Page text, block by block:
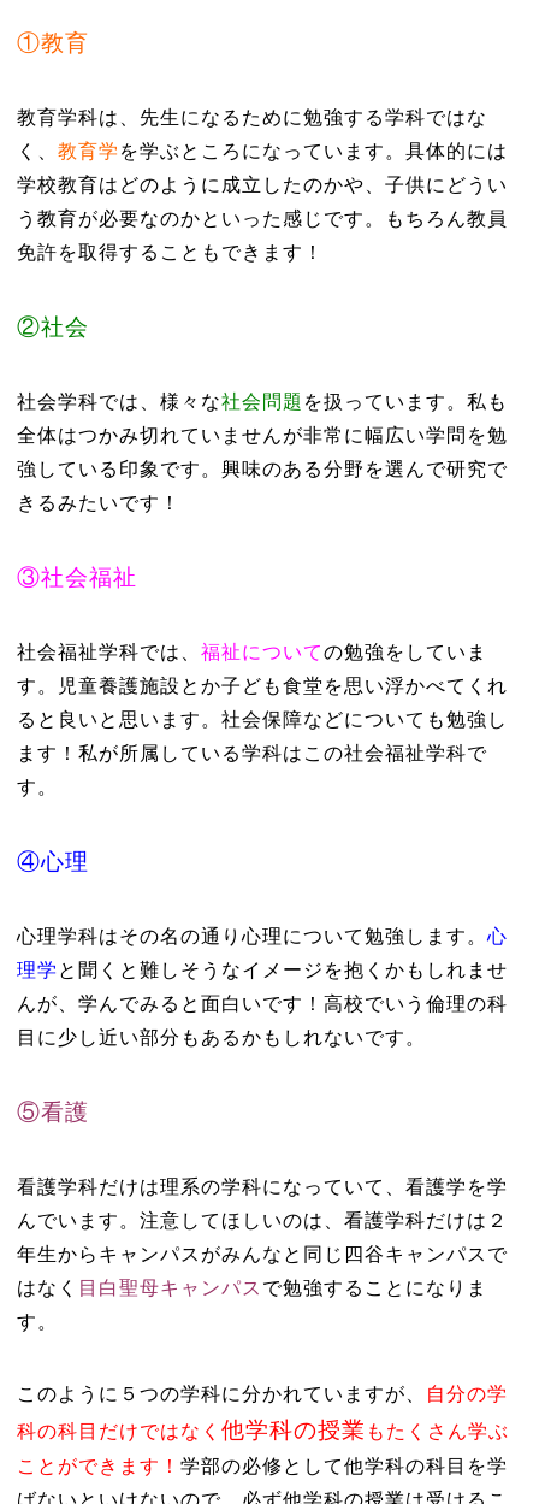
①教育
教育学科は、先生になるために勉強する学科ではな
く、 教育学 を学ぶところになっています。具体的には
学校教育はどのように成立したのかや、子供にどうい
う教育が必要なのかといった感じです。もちろん教員
免許を取得することもできます！
②社会
社会学科では、様々な社会問題 を扱っています。私も
全体はつかみ切れていませんが非常に幅広い学問を勉
強している印象です。興味のある分野を選んで研究で
きるみたいです！
③社会福祉
社会福祉学科では、 福祉についての勉強をしていま
す。児童養護施設とか子ども食堂を思い浮かべてくれ
ると良いと思います。社会保障などについても勉強し
ます！私が所属している学科はこの社会福祉学科で
す。
④心理
心理学科はその名の通り心理について勉強します。 心
理学 と聞くと難しそうなイメージを抱くかもしれませ
んが、学んでみると面白いです！高校でいう倫理の科
目に少し近い部分もあるかもしれないです。
⑤看護
看護学科だけは理系の学科になっていて、看護学を学
んでいます。注意してほしいのは、看護学科だけは２
年生からキャンパスがみんなと同じ四谷キャンパスで
はなく 目白聖母キャンパス で勉強することになりま
す。
このように５つの学科に分かれていますが、
自分の学
科の科目だけではなく 他学科の授業 もたくさん学ぶ
ことができます！ 学部の必修として他学科の科目を学
ばないといけないので、必ず他学科の授業は受けるこ